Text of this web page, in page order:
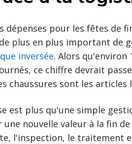
dépenses pour les fêtes de
plus en plus important de
inversée. Alors qu'environ
ce chiffre devrait
chaussures sont les
est plus qu'une simple
nouvelle valeur à la fin
l'inspection, le traitement